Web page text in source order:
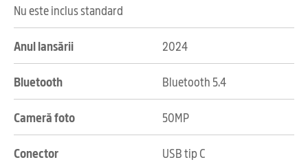
Nu este inclus standard
Anul lansării 2024
Bluetooth Bluetooth 5.4
Cameră foto 50MP
Conector USB tip C